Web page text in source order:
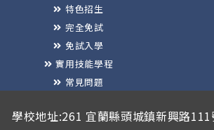
特色招生
完全免試
免試入學
實用技能學程
常見問題
學校地址:261 宜蘭縣頭城鎮新興路111